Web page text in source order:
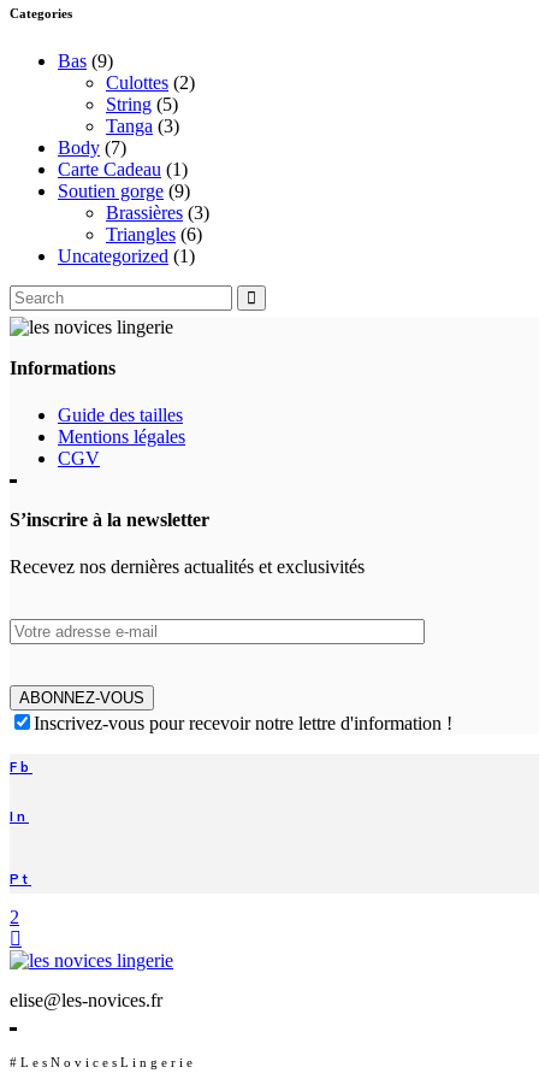
Categories
Bas (9)
Culottes (2)
String (5)
Tanga (3)
Body (7)
Carte Cadeau (1)
Soutien gorge (9)
Brassières (3)
Triangles (6)
Uncategorized (1)
Search
for:
Informations
Guide des tailles
Mentions légales
CGV
S’inscrire à la newsletter
Recevez nos dernières actualités et exclusivités
ABONNEZ-VOUS
Inscrivez-vous pour recevoir notre lettre d'information !
Fb
In
Pt
elise@les-novices.fr
#LesNovicesLingerie